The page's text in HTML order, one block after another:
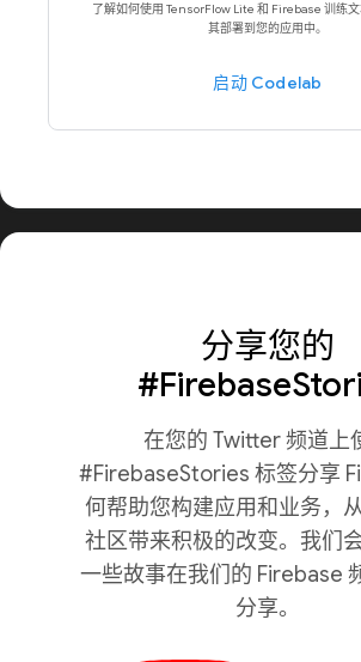
了解如何使用 TensorFlow Lite 和 Firebase 训练
其部署到您的应用中。
启动 Codelab
分享您的
在您的 Twitter 频道上
#FirebaseStories 标签分享
何帮助您构建应用和业务，
社区带来积极的改变。我们
一些故事在我们的 Firebase
分享。